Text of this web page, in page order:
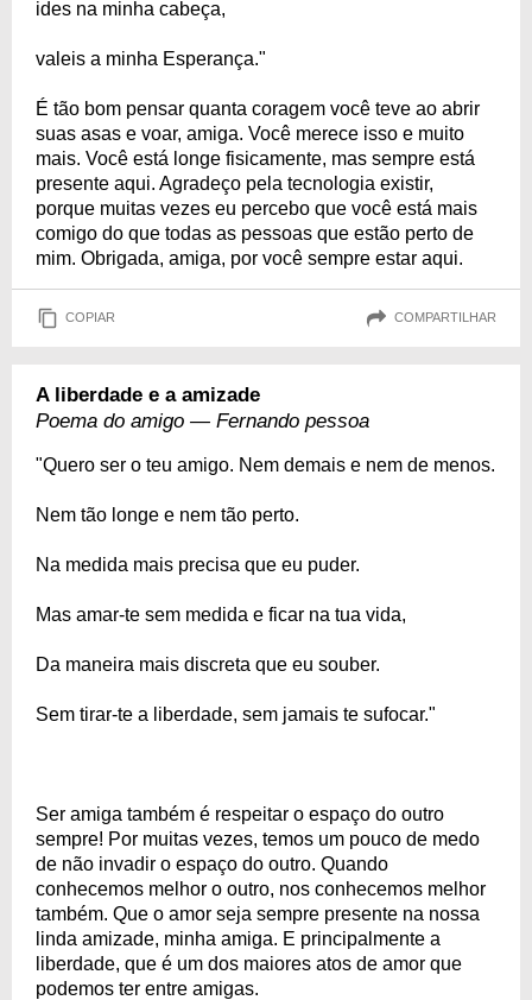
ides na minha cabeça,
valeis a minha Esperança."
É tão bom pensar quanta coragem você teve ao abrir
suas asas e voar, amiga. Você merece isso e muito
mais. Você está longe fisicamente, mas sempre está
presente aqui. Agradeço pela tecnologia existir,
porque muitas vezes eu percebo que você está mais
comigo do que todas as pessoas que estão perto de
mim. Obrigada, amiga, por você sempre estar aqui.
COPIAR COMPARTILHAR
A liberdade e a amizade
Poema do amigo — Fernando pessoa
"Quero ser o teu amigo. Nem demais e nem de menos.
Nem tão longe e nem tão perto.
Na medida mais precisa que eu puder.
Mas amar-te sem medida e ficar na tua vida,
Da maneira mais discreta que eu souber.
Sem tirar-te a liberdade, sem jamais te sufocar."
Ser amiga também é respeitar o espaço do outro
sempre! Por muitas vezes, temos um pouco de medo
de não invadir o espaço do outro. Quando
conhecemos melhor o outro, nos conhecemos melhor
também. Que o amor seja sempre presente na nossa
linda amizade, minha amiga. E principalmente a
liberdade, que é um dos maiores atos de amor que
podemos ter entre amigas.